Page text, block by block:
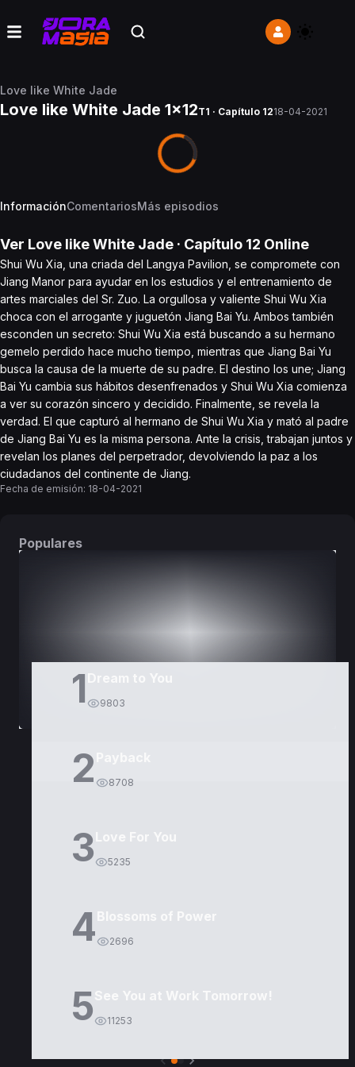
Love like White Jade
Love like White Jade 1x12T1 · Capítulo 1218-04-2021
InformaciónComentariosMás episodios
Ver Love like White Jade · Capítulo 12 Online
Shui Wu Xia, una criada del Langya Pavilion, se compromete con
Jiang Manor para ayudar en los estudios y el entrenamiento de
artes marciales del Sr. Zuo. La orgullosa y valiente Shui Wu Xia
choca con el arrogante y juguetón Jiang Bai Yu. Ambos también
esconden un secreto: Shui Wu Xia está buscando a su hermano
gemelo perdido hace mucho tiempo, mientras que Jiang Bai Yu
busca la causa de la muerte de su padre. El destino los une; Jiang
Bai Yu cambia sus hábitos desenfrenados y Shui Wu Xia comienza
a ver su corazón sincero y decidido. Finalmente, se revela la
verdad. El que capturó al hermano de Shui Wu Xia y mató al padre
de Jiang Bai Yu es la misma persona. Ante la crisis, trabajan juntos y
revelan los planes del perpetrador, devolviendo la paz a los
ciudadanos del continente de Jiang.
Fecha de emisión: 18-04-2021
Populares
1 9803
2 8708
3Love For You
5235
4Blossoms of Power
2696
5See You at Work Tomorrow!
11253